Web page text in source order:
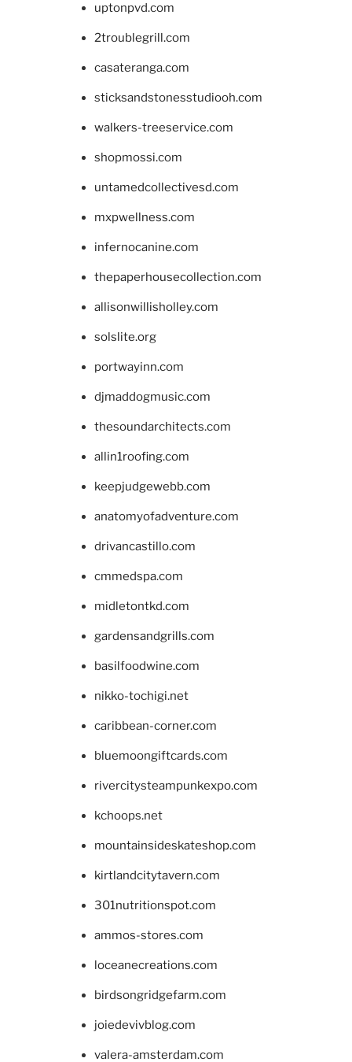
uptonpvd.com
2troublegrill.com
casateranga.com
sticksandstonesstudiooh.com
walkers-treeservice.com
shopmossi.com
untamedcollectivesd.com
mxpwellness.com
infernocanine.com
thepaperhousecollection.com
allisonwillisholley.com
solslite.org
portwayinn.com
djmaddogmusic.com
thesoundarchitects.com
allin1roofing.com
keepjudgewebb.com
anatomyofadventure.com
drivancastillo.com
cmmedspa.com
midletontkd.com
gardensandgrills.com
basilfoodwine.com
nikko-tochigi.net
caribbean-corner.com
bluemoongiftcards.com
rivercitysteampunkexpo.com
kchoops.net
mountainsideskateshop.com
kirtlandcitytavern.com
301nutritionspot.com
ammos-stores.com
loceanecreations.com
birdsongridgefarm.com
joiedevivblog.com
valera-amsterdam.com